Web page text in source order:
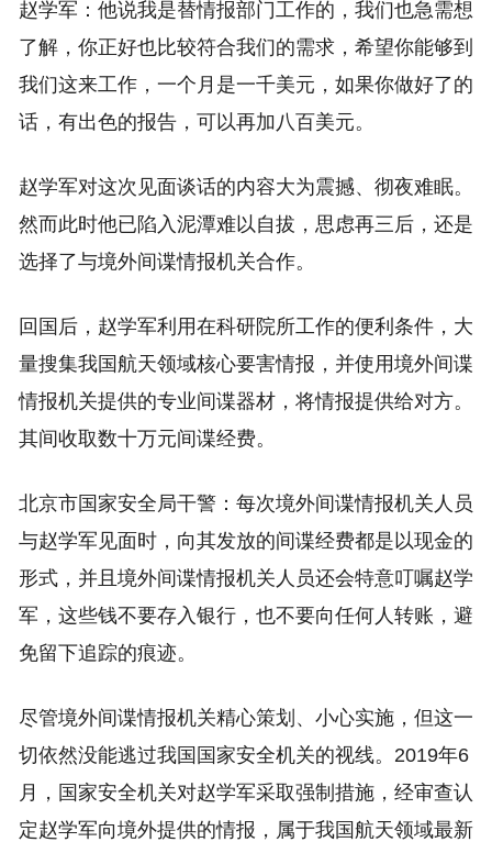
赵学军：他说我是替情报部门工作的，我们也急需想
了解，你正好也比较符合我们的需求，希望你能够到
我们这来工作，一个月是一千美元，如果你做好了的
话，有出色的报告，可以再加八百美元。
赵学军对这次见面谈话的内容大为震撼、彻夜难眠。
然而此时他已陷入泥潭难以自拔，思虑再三后，还是
选择了与境外间谍情报机关合作。
回国后，赵学军利用在科研院所工作的便利条件，大
量搜集我国航天领域核心要害情报，并使用境外间谍
情报机关提供的专业间谍器材，将情报提供给对方。
其间收取数十万元间谍经费。
北京市国家安全局干警：每次境外间谍情报机关人员
与赵学军见面时，向其发放的间谍经费都是以现金的
形式，并且境外间谍情报机关人员还会特意叮嘱赵学
军，这些钱不要存入银行，也不要向任何人转账，避
免留下追踪的痕迹。
尽管境外间谍情报机关精心策划、小心实施，但这一
切依然没能逃过我国国家安全机关的视线。2019年6
月，国家安全机关对赵学军采取强制措施，经审查认
定赵学军向境外提供的情报，属于我国航天领域最新